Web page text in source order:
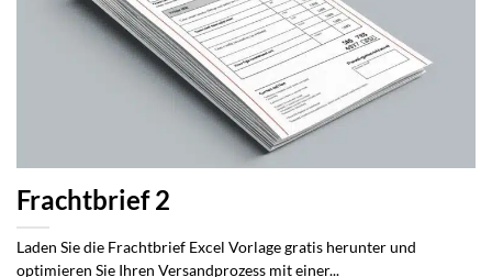
Frachtbrief 2
Laden Sie die Frachtbrief Excel Vorlage gratis herunter und
optimieren Sie Ihren Versandprozess mit einer...